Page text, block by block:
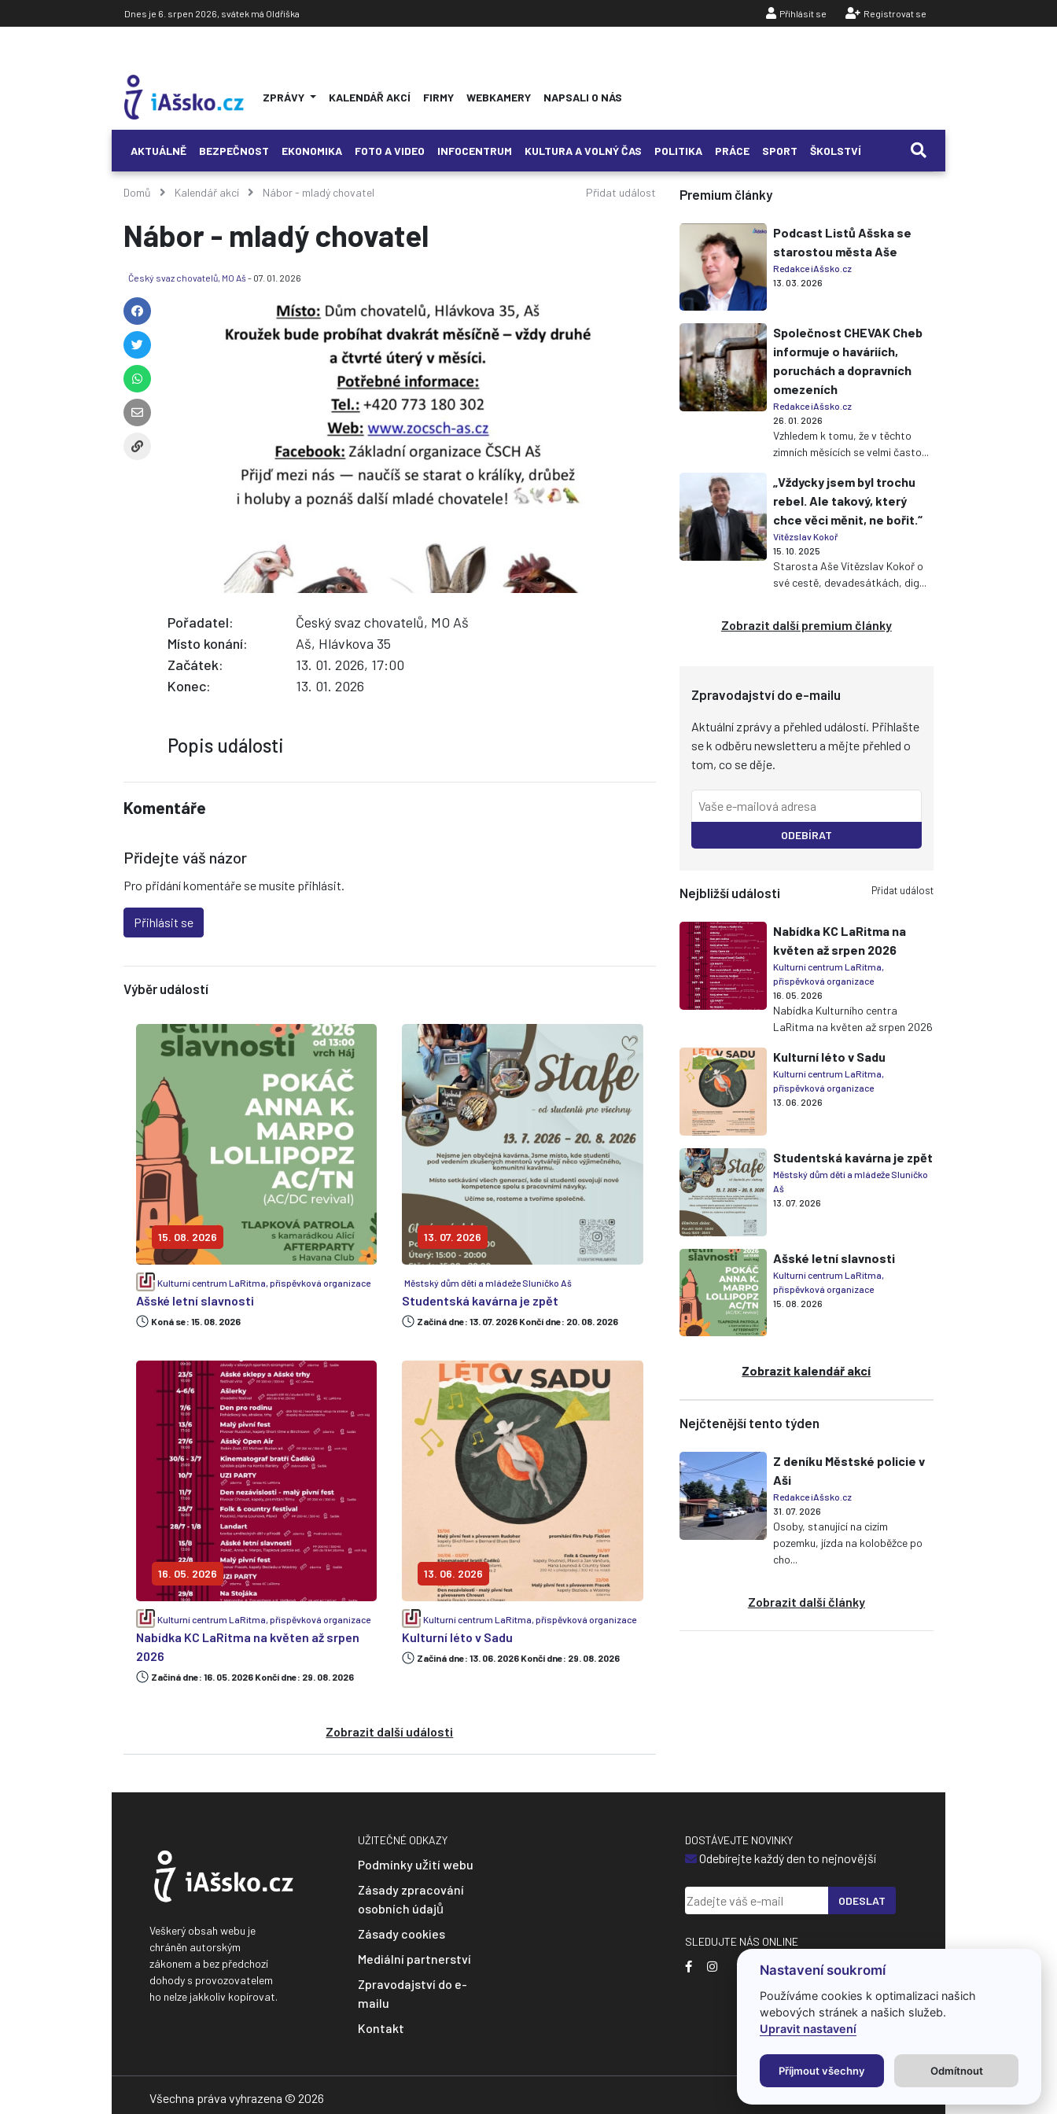
Dnes je 6. srpen 2026, svátek má Oldřiška Přihlásit se Registrovat se
ZPRÁVY KALENDÁŘ AKCÍ FIRMY WEBKAMERY NAPSALI O NÁS
AKTUÁLNĚ BEZPEČNOST EKONOMIKA FOTO A VIDEO INFOCENTRUM KULTURA A VOLNÝ ČAS POLITIKA PRÁCE SPORT ŠKOLSTVÍ
Domů Kalendář akcí Nábor - mladý chovatel Přidat událost
Nábor - mladý chovatel
Český svaz chovatelů, MO Aš - 07. 01. 2026
Pořadatel:
Český svaz chovatelů, MO Aš
Místo konání:
Aš, Hlávkova 35
Začátek:
13. 01. 2026, 17:00
Konec:
13. 01. 2026
Popis události
Komentáře
Přidejte váš názor
Pro přidání komentáře se musíte přihlásit.
Přihlásit se
Výběr událostí
15. 08. 2026
Kulturní centrum LaRitma, příspěvková organizace
Ašské letní slavnosti
Koná se: 15. 08. 2026
13. 07. 2026
Městský dům dětí a mládeže Sluníčko Aš
Studentská kavárna je zpět
Začiná dne: 13. 07. 2026 Končí dne: 20. 08. 2026
16. 05. 2026
Kulturní centrum LaRitma, příspěvková organizace
Nabídka KC LaRitma na květen až srpen
2026
Začiná dne: 16. 05. 2026 Končí dne: 29. 08. 2026
13. 06. 2026
Kulturní centrum LaRitma, příspěvková organizace
Kulturní léto v Sadu
Začiná dne: 13. 06. 2026 Končí dne: 29. 08. 2026
Zobrazit další události
Premium články
Podcast Listů Ašska se
starostou města Aše
Redakce iAšsko.cz
13. 03. 2026
Společnost CHEVAK Cheb
informuje o haváriích,
poruchách a dopravních
omezeních
Redakce iAšsko.cz
26. 01. 2026
Vzhledem k tomu, že v těchto
zimních měsících se velmi často...
„Vždycky jsem byl trochu
rebel. Ale takový, který
chce věci měnit, ne bořit.“
Vítězslav Kokoř
15. 10. 2025
Starosta Aše Vítězslav Kokoř o
své cestě, devadesátkách, dig...
Zobrazit další premium články
Zpravodajství do e-mailu
Aktuální zprávy a přehled událostí. Přihlašte
se k odběru newsletteru a mějte přehled o
tom, co se děje.
ODEBÍRAT
Nejbližší události Přidat událost
Nabídka KC LaRitma na
květen až srpen 2026
Kulturní centrum LaRitma,
příspěvková organizace
16. 05. 2026
Nabídka Kulturního centra
LaRitma na květen až srpen 2026
Kulturní léto v Sadu
Kulturní centrum LaRitma,
příspěvková organizace
13. 06. 2026
Studentská kavárna je zpět
Městský dům dětí a mládeže Sluníčko
Aš
13. 07. 2026
Ašské letní slavnosti
Kulturní centrum LaRitma,
příspěvková organizace
15. 08. 2026
Zobrazit kalendář akcí
Nejčtenější tento týden
Z deníku Městské policie v
Aši
Redakce iAšsko.cz
31. 07. 2026
Osoby, stanující na cizím
pozemku, jízda na koloběžce po
cho...
Zobrazit další články
Veškerý obsah webu je
chráněn autorským
zákonem a bez předchozí
dohody s provozovatelem
ho nelze jakkoliv kopírovat.
UŽITEČNÉ ODKAZY
Podmínky užití webu
Zásady zpracování
osobních údajů
Zásady cookies
Mediální partnerství
Zpravodajství do e-
mailu
Kontakt
DOSTÁVEJTE NOVINKY
Odebírejte každý den to nejnovější
ODESLAT
SLEDUJTE NÁS ONLINE
Všechna práva vyhrazena © 2026
Nastavení soukromí
Používáme cookies k optimalizaci našich
webových stránek a našich služeb.
Upravit nastavení
Příjmout všechny Odmítnout